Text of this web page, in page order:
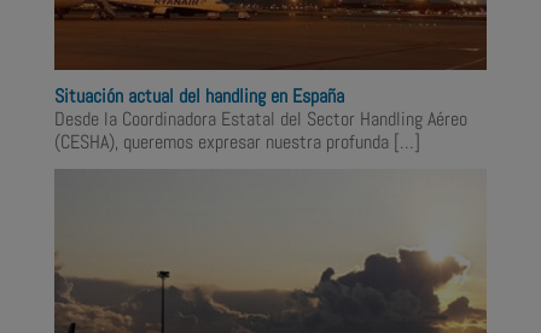
Situación actual del handling en España
Desde la Coordinadora Estatal del Sector Handling Aéreo
(CESHA), queremos expresar nuestra profunda […]